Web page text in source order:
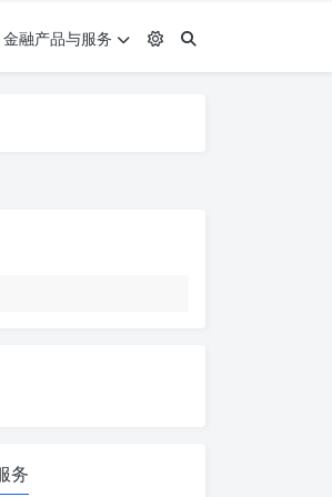
金融产品与服务
务